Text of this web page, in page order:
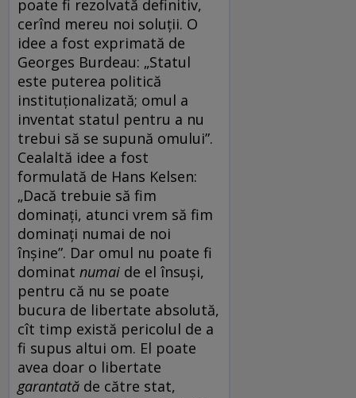
poate fi rezolvată definitiv,
cerînd mereu noi soluții. O
idee a fost exprimată de
Georges Burdeau: „Statul
este puterea politică
instituționalizată; omul a
inventat statul pentru a nu
trebui să se supună omului”.
Cealaltă idee a fost
formulată de Hans Kelsen:
„Dacă trebuie să fim
dominați, atunci vrem să fim
dominați numai de noi
înșine”. Dar omul nu poate fi
dominat numai de el însuși,
pentru că nu se poate
bucura de libertate absolută,
cît timp există pericolul de a
fi supus altui om. El poate
avea doar o libertate
garantată de către stat,